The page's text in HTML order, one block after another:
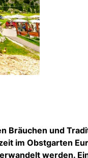
Bräuchen und
im Obstgarten
werden.